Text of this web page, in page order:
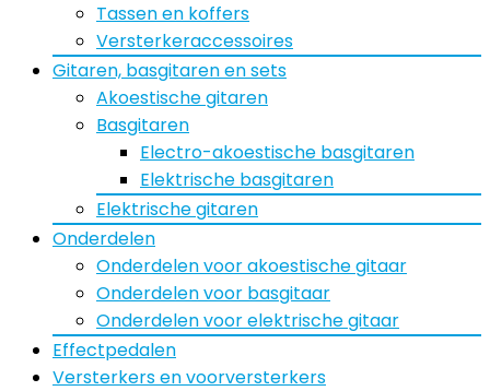
Tassen en koffers
Versterkeraccessoires
Gitaren, basgitaren en sets
Akoestische gitaren
Basgitaren
Electro-akoestische basgitaren
Elektrische basgitaren
Elektrische gitaren
Onderdelen
Onderdelen voor akoestische gitaar
Onderdelen voor basgitaar
Onderdelen voor elektrische gitaar
Effectpedalen
Versterkers en voorversterkers